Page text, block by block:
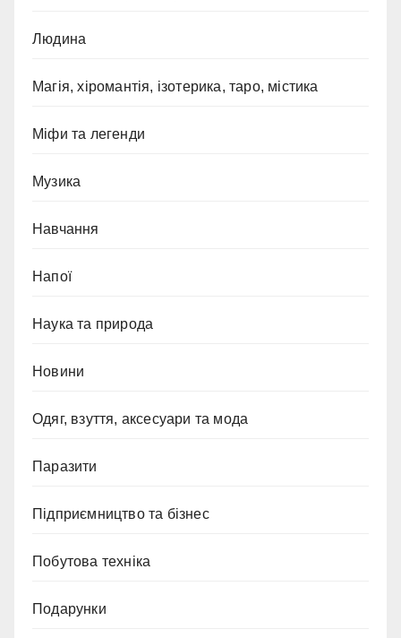
Людина
Магія, хіромантія, ізотерика, таро, містика
Міфи та легенди
Музика
Навчання
Напої
Наука та природа
Новини
Одяг, взуття, аксесуари та мода
Паразити
Підприємництво та бізнес
Побутова техніка
Подарунки